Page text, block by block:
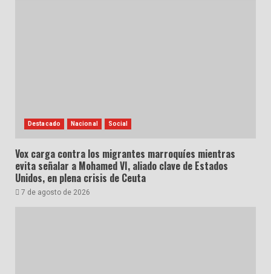
Destacado Nacional Social
Vox carga contra los migrantes marroquíes mientras
evita señalar a Mohamed VI, aliado clave de Estados
Unidos, en plena crisis de Ceuta
7 de agosto de 2026